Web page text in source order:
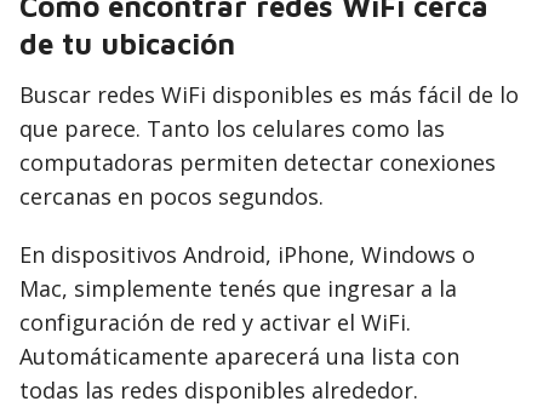
de tu ubicación
Buscar redes WiFi disponibles es más fácil de lo
que parece. Tanto los celulares como las
computadoras permiten detectar conexiones
cercanas en pocos segundos.
En dispositivos Android, iPhone, Windows o
Mac, simplemente tenés que ingresar a la
configuración de red y activar el WiFi.
Automáticamente aparecerá una lista con
todas las redes disponibles alrededor.